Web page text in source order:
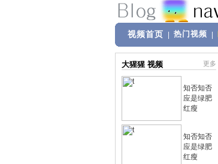
视频首页 热门视频
大猩猩 视频 更多
知否知否
应是绿肥
红瘦
知否知否
应是绿肥
红瘦